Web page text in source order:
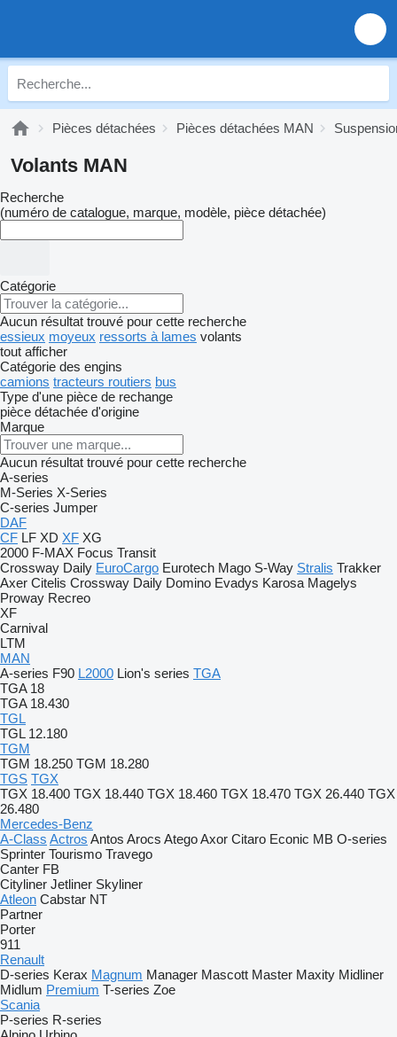
Pièces détachées Pièces détachées MAN
Volants MAN
Recherche
(numéro de catalogue, marque, modèle, pièce détachée)
Catégorie
Aucun résultat trouvé pour cette recherche
essieux moyeux ressorts à lames volants
tout afficher
Catégorie des engins
camions tracteurs routiers bus
Type d'une pièce de rechange
pièce détachée d'origine
Marque
Aucun résultat trouvé pour cette recherche
A-series
M-Series X-Series
C-series Jumper
DAF
CF LF XD XF XG
2000 F-MAX Focus Transit
Crossway Daily EuroCargo Eurotech Mago S-Way Stralis Trakker
Axer Citelis Crossway Daily Domino Evadys Karosa Magelys
Proway Recreo
XF
Carnival
LTM
MAN
A-series F90 L2000 Lion's series TGA
TGA 18
TGA 18.430
TGL
TGL 12.180
TGM
TGM 18.250 TGM 18.280
TGS TGX
TGX 18.400 TGX 18.440 TGX 18.460 TGX 18.470 TGX 26.440 TGX
26.480
Mercedes-Benz
A-Class Actros Antos Arocs AtegoAxor Citaro Econic MB O-series
Sprinter Tourismo Travego
Canter FB
Cityliner Jetliner Skyliner
Atleon Cabstar NT
Partner
Porter
911
Renault
D-series Kerax Magnum Manager Mascott Master Maxity Midliner
Midlum Premium T-series Zoe
Scania
P-series R-series